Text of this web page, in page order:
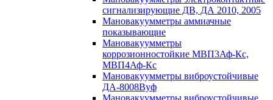
сигнализирующие ДВ, ДА 2010, 2005
Мановакуумметры аммиачные
показывающие
Мановакуумметры
коррозионностойкие МВП3Аф-Кс,
МВП4Аф-Кс
Мановакуумметры виброустойчивые
ДА-8008Вуф
Мановакуумметры виброустойчивые